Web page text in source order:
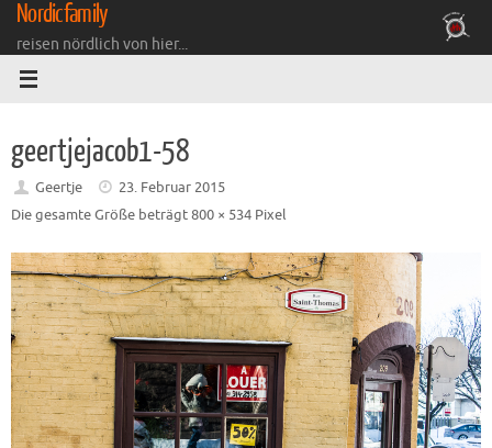
Zum
Inhalt
springen
Nordicfamily
reisen nördlich von hier...
geertjejacob1-58
Geertje
23. Februar 2015
Die gesamte Größe beträgt800 × 534 Pixel